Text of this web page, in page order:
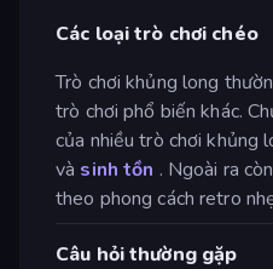
Các loại trò chơi chéo
Trò chơi khủng long
trò chơi phổ biến khác.
của nhiều trò chơi khủng
và sinh tồn . Ngoài ra
theo phong cách retro
Câu hỏi thường gặp